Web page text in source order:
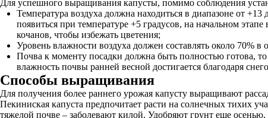
Для успешного выращивания капусты, помимо соблюдения
Температура воздуха должна находиться в диапазоне от
появиться при температуре +5 градусов, на начальном
кочанов, чтобы избежать цветения;
Уровень влажности воздуха должен составлять около 70%
Почва к моменту посадки должна быть полностью готова,
влажность почвы ранней весной достигается благодаря
Способы выращивания
Для получения более раннего урожая капусту выращивают
Пекиниская капуста предпочитает расти на солнечных тихих
тяжелой почве – заболевают килой. Удобряют грунт еще